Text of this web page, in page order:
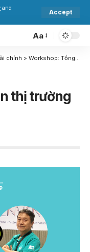
and
Accept
Aa
chính > Workshop: Tổng quan thị trường tín chỉ carbon
thị trường